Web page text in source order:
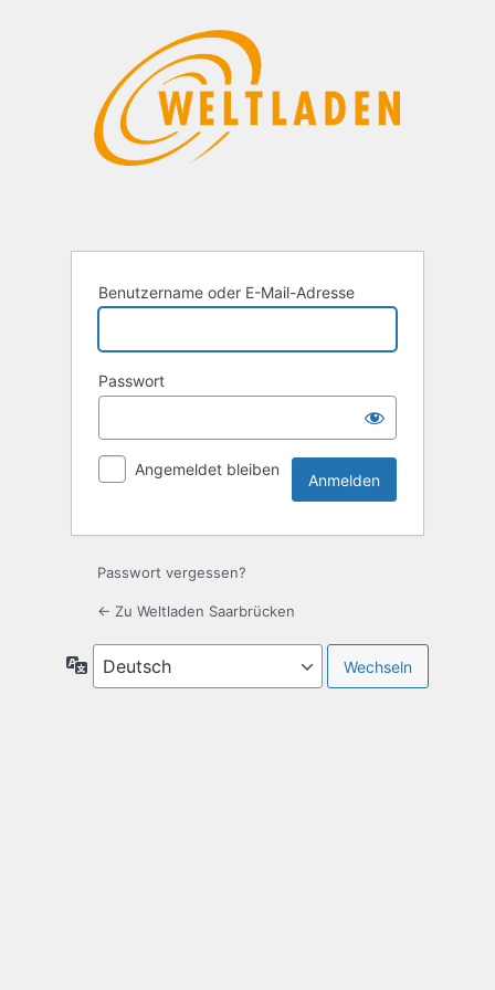
Benutzername oder E-Mail-Adresse
Passwort
Angemeldet bleiben
Passwort vergessen?
← Zu Weltladen Saarbrücken
Sprache